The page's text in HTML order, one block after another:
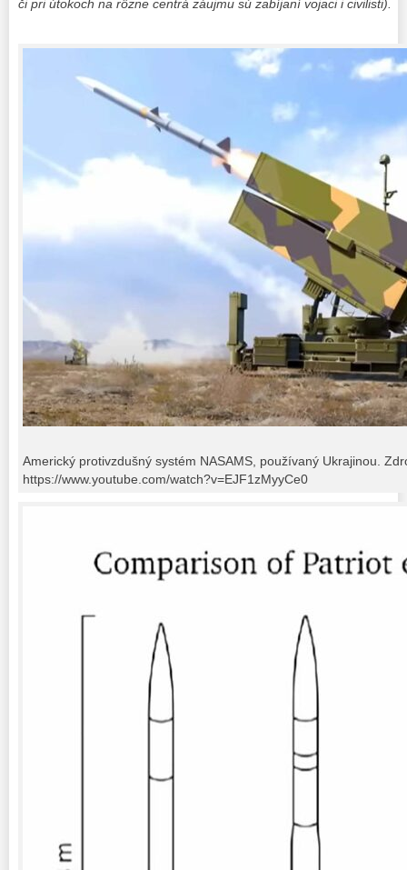
či pri útokoch na rôzne centrá záujmu sú zabíjaní vojaci i civilisti).
Americký protivzdušný systém NASAMS, používaný Ukrajinou.
https://www.youtube.com/watch?v=EJF1zMyyCe0